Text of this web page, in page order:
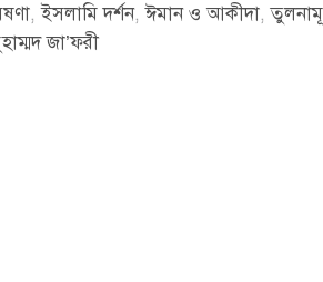
,ইসলামি দর্শন,ঈমান ও আকীদা,
জা’ফরী